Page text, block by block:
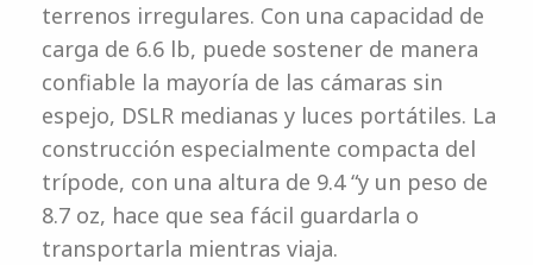
terrenos irregulares. Con una capacidad de
carga de 6.6 lb, puede sostener de manera
confiable la mayoría de las cámaras sin
espejo, DSLR medianas y luces portátiles. La
construcción especialmente compacta del
trípode, con una altura de 9.4 “y un peso de
8.7 oz, hace que sea fácil guardarla o
transportarla mientras viaja.